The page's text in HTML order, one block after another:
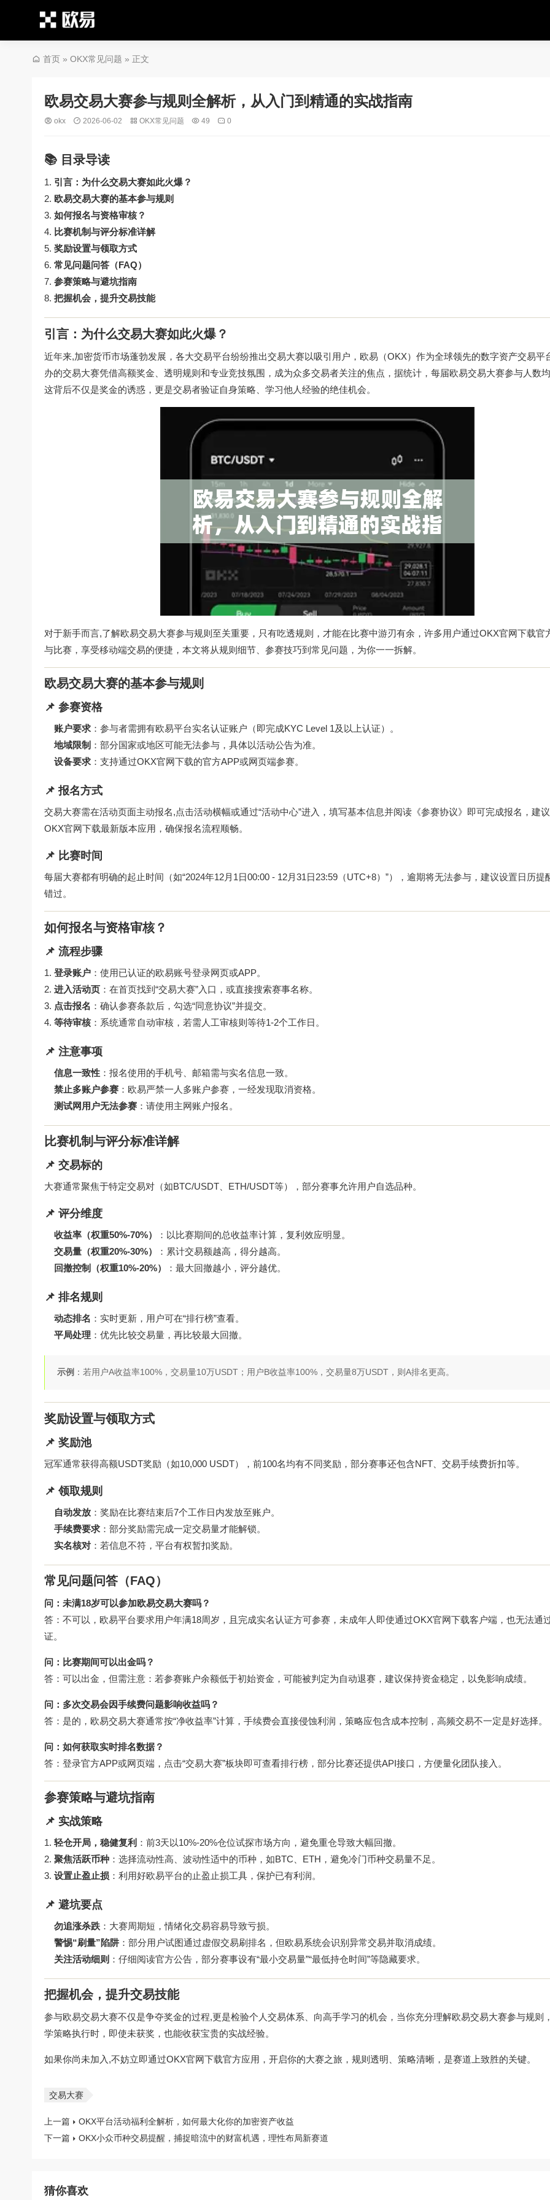
首页 » OKX常见问题 » 正文
欧易交易大赛参与规则全解析，从入门到精通的实战指南
okx 2026-06-02 OKX常见问题 49 0
📚 目录导读
引言：为什么交易大赛如此火爆？
欧易交易大赛的基本参与规则
如何报名与资格审核？
比赛机制与评分标准详解
奖励设置与领取方式
常见问题问答（FAQ）
参赛策略与避坑指南
把握机会，提升交易技能
引言：为什么交易大赛如此火爆？
近年来,加密货币市场蓬勃发展，各大交易平台纷纷推出交易大赛以吸引用户，欧易（OKX）作为全球领先的数字资产交易平
办的交易大赛凭借高额奖金、透明规则和专业竞技氛围，成为众多交易者关注的焦点，据统计，每届欧易交易大赛参与人数
这背后不仅是奖金的诱惑，更是交易者验证自身策略、学习他人经验的绝佳机会。
对于新手而言,了解欧易交易大赛参与规则至关重要，只有吃透规则，才能在比赛中游刃有余，许多用户通过OKX官网下载官
与比赛，享受移动端交易的便捷，本文将从规则细节、参赛技巧到常见问题，为你一一拆解。
欧易交易大赛的基本参与规则
📌 参赛资格
账户要求 ：参与者需拥有欧易平台实名认证账户（即完成KYC Level 1及以上认证）。
地域限制 ：部分国家或地区可能无法参与，具体以活动公告为准。
设备要求 ：支持通过OKX官网下载的官方APP或网页端参赛。
📌 报名方式
交易大赛需在活动页面主动报名,点击活动横幅或通过“活动中心”进入，填写基本信息并阅读《参赛协议》即可完成报名，建
OKX官网下载最新版本应用，确保报名流程顺畅。
📌 比赛时间
每届大赛都有明确的起止时间（如“2024年12月1日00:00 - 12月31日23:59（UTC+8）”），逾期将无法参与，建议设置日历提
错过。
如何报名与资格审核？
📌 流程步骤
登录账户 ：使用已认证的欧易账号登录网页或APP。
进入活动页 ：在首页找到“交易大赛”入口，或直接搜索赛事名称。
点击报名 ：确认参赛条款后，勾选“同意协议”并提交。
等待审核：系统通常自动审核，若需人工审核则等待1-2个工作日。
📌 注意事项
信息一致性 ：报名使用的手机号、邮箱需与实名信息一致。
禁止多账户参赛 ：欧易严禁一人多账户参赛，一经发现取消资格。
测试网用户无法参赛 ：请使用主网账户报名。
比赛机制与评分标准详解
📌 交易标的
大赛通常聚焦于特定交易对（如BTC/USDT、ETH/USDT等），部分赛事允许用户自选品种。
📌 评分维度
收益率（权重50%-70%）
：以比赛期间的总收益率计算，复利效应明显。
交易量（权重20%-30%）
：累计交易额越高，得分越高。
回撤控制（权重10%-20%）
：最大回撤越小，评分越优。
📌 排名规则
动态排名 ：实时更新，用户可在“排行榜”查看。
平局处理 ：优先比较交易量，再比较最大回撤。
示例 ：若用户A收益率100%，交易量10万USDT；用户B收益率100%，交易量8万USDT，则A排名更高。
奖励设置与领取方式
📌 奖励池
冠军通常获得高额USDT奖励（如10,000 USDT），前100名均有不同奖励，部分赛事还包含NFT、交易手续费折扣等。
📌 领取规则
自动发放 ：奖励在比赛结束后7个工作日内发放至账户。
手续费要求 ：部分奖励需完成一定交易量才能解锁。
实名核对 ：若信息不符，平台有权暂扣奖励。
常见问题问答（FAQ）
问：未满18岁可以参加欧易交易大赛吗？
答：不可以，欧易平台要求用户年满18周岁，且完成实名认证方可参赛，未成年人即使通过OKX官网下载客户端，也无法通
证。
问：比赛期间可以出金吗？
答：可以出金，但需注意：若参赛账户余额低于初始资金，可能被判定为自动退赛，建议保持资金稳定，以免影响成绩。
问：多次交易会因手续费问题影响收益吗？
答：是的，欧易交易大赛通常按“净收益率”计算，手续费会直接侵蚀利润，策略应包含成本控制，高频交易不一定是好选择。
问：如何获取实时排名数据？
答：登录官方APP或网页端，点击“交易大赛”板块即可查看排行榜，部分比赛还提供API接口，方便量化团队接入。
参赛策略与避坑指南
📌 实战策略
轻仓开局，稳健复利 ：前3天以10%-20%仓位试探市场方向，避免重仓导致大幅回撤。
聚焦活跃币种 ：选择流动性高、波动性适中的币种，如BTC、ETH，避免冷门币种交易量不足。
设置止盈止损 ：利用好欧易平台的止盈止损工具，保护已有利润。
📌 避坑要点
勿追涨杀跌 ：大赛周期短，情绪化交易容易导致亏损。
警惕“刷量”陷阱 ：部分用户试图通过虚假交易刷排名，但欧易系统会识别异常交易并取消成绩。
关注活动细则 ：仔细阅读官方公告，部分赛事设有“最小交易量”“最低持仓时间”等隐藏要求。
把握机会，提升交易技能
参与欧易交易大赛不仅是争夺奖金的过程,更是检验个人交易体系、向高手学习的机会，当你充分理解欧易交易大赛参与规则
学策略执行时，即使未获奖，也能收获宝贵的实战经验。
如果你尚未加入,不妨立即通过OKX官网下载官方应用，开启你的大赛之旅，规则透明、策略清晰，是赛道上致胜的关键。
交易大赛
上一篇
OKX平台活动福利全解析，如何最大化你的加密资产收益
下一篇
OKX小众币种交易提醒，捕捉暗流中的财富机遇，理性布局新赛道
猜你喜欢